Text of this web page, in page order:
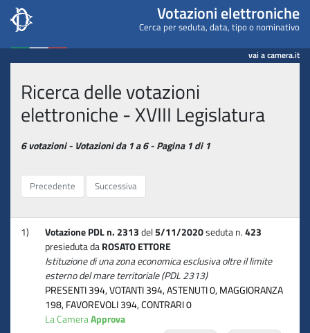
Camera dei deputati -
Votazioni elettroniche
Cerca per seduta, data, tipo o nominativo
vai a camera.it
Ricerca delle votazioni
elettroniche - XVIII Legislatura
6 votazioni - Votazioni da 1 a 6 - Pagina 1 di 1
Precedente Successiva
1) Votazione PDL n. 2313del5/11/2020seduta n.423
presieduta daROSATO ETTORE
Istituzione di una zona economica esclusiva oltre il limite
esterno del mare territoriale (PDL 2313)
PRESENTI 394, VOTANTI 394, ASTENUTI 0, MAGGIORANZA
198, FAVOREVOLI 394, CONTRARI 0
La CameraApprova